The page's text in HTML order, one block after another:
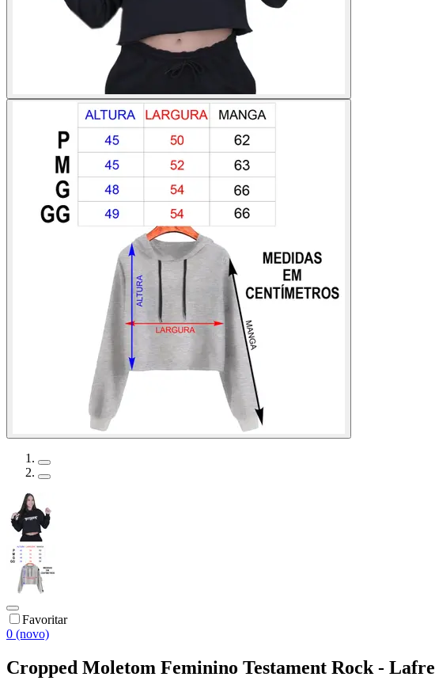
Favoritar
0 (novo)
Cropped Moletom Feminino Testament Rock - Lafre